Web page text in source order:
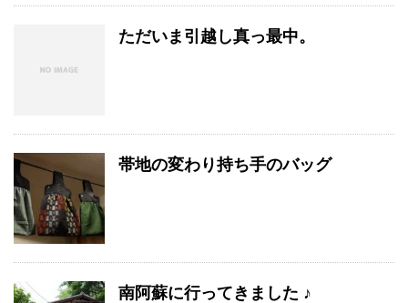
ただいま引越し真っ最中。
帯地の変わり持ち手のバッグ
南阿蘇に行ってきました ♪